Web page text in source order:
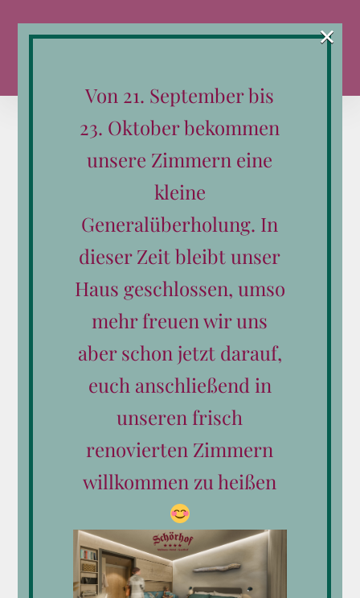
Inhalt
Sortieren nachBeliebtheit
Zeige 12 Produkte
Von 21. September bis
23. Oktober bekommen
unsere Zimmern eine
kleine
Generalüberholung. In
dieser Zeit bleibt unser
Haus geschlossen, umso
mehr freuen wir uns
aber schon jetzt darauf,
euch anschließend in
unseren frisch
renovierten Zimmern
willkommen zu heißen
×